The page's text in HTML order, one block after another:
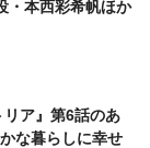
本西彩希帆ほか
ア』第6話のあ
な暮らしに幸せ